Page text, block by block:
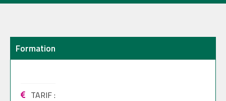
Formation
TARIF: